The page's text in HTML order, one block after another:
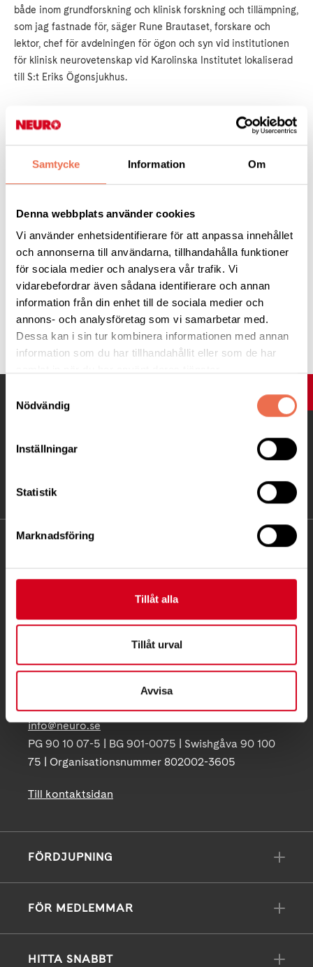
Samtycke Information Om
Denna webbplats använder cookies
Vi använder enhetsidentifierare för att anpassa innehållet
och annonserna till användarna, tillhandahålla funktioner
för sociala medier och analysera vår trafik. Vi
vidarebefordrar även sådana identifierare och annan
information från din enhet till de sociala medier och
annons- och analysföretag som vi samarbetar med.
Dessa kan i sin tur kombinera informationen med annan
information som du har tillhandahållit eller som de har
Nödvändig
Inställningar
Statistik
Marknadsföring
Tillåt alla
Tillåt urval
Avvisa
både inom grundforskning och klinisk forskning och tillämpning,
som jag fastnade för, säger Rune Brautaset, forskare och
lektor, chef för avdelningen för ögon och syn vid institutionen
för klinisk neurovetenskap vid Karolinska Institutet lokaliserad
till S:t Eriks Ögonsjukhus.
S:t Eriks ögonsjukhus
Tipsa
UPP
KONTAKT
Besöksadress:
Ågatan 12 C, 172 62 Sundbyberg
Box 4086
info@neuro.se
PG 90 10 07-5 | BG 901-0075 | Swishgåva 90 100
75 | Organisationsnummer 802002-3605
Till kontaktsidan
FÖRDJUPNING
FÖR MEDLEMMAR
HITTA SNABBT